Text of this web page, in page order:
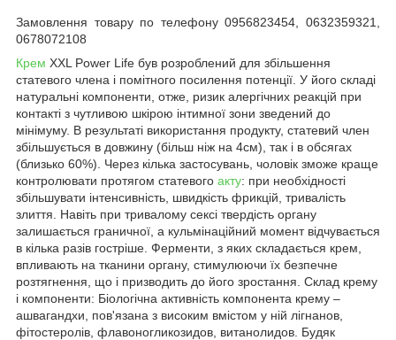
Замовлення товару по телефону 0956823454, 0632359321,
0678072108
Крем XXL Power Life був розроблений для збільшення
статевого члена і помітного посилення потенції. У його складі
натуральні компоненти, отже, ризик алергічних реакцій при
контакті з чутливою шкірою інтимної зони зведений до
мінімуму. В результаті використання продукту, статевий член
збільшується в довжину (більш ніж на 4см), так і в обсягах
(близько 60%). Через кілька застосувань, чоловік зможе краще
контролювати протягом статевого акту: при необхідності
збільшувати інтенсивність, швидкість фрикцій, тривалість
злиття. Навіть при тривалому сексі твердість органу
залишається граничної, а кульмінаційний момент відчувається
в кілька разів гостріше. Ферменти, з яких складається крем,
впливають на тканини органу, стимулюючи їх безпечне
розтягнення, що і призводить до його зростання. Склад крему
і компоненти: Біологічна активність компонента крему –
ашвагандхи, пов'язана з високим вмістом у ній лігнанов,
фітостеролів, флавоногликозидов, витанолидов. Будяк